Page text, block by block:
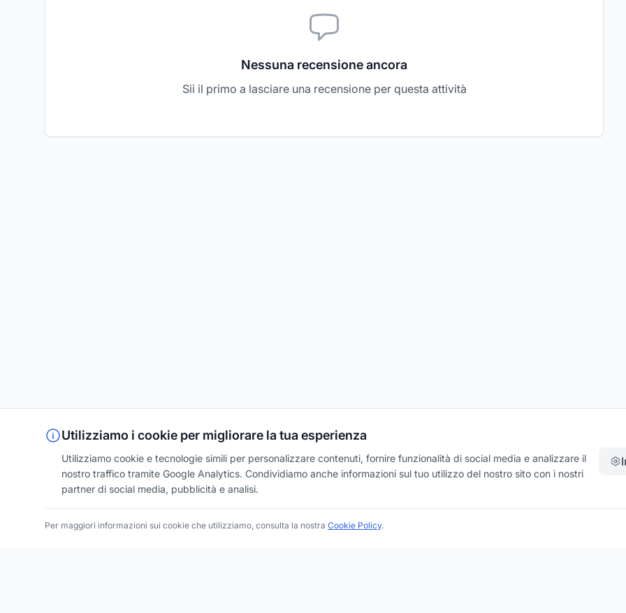
Nessuna recensione ancora
Sii il primo a lasciare una recensione per questa attività
Utilizziamo i cookie per migliorare la tua esperienza
Utilizziamo cookie e tecnologie simili per personalizzare contenuti, fornire funzionalità di social media e analizzare il
nostro traffico tramite Google Analytics. Condividiamo anche informazioni sul tuo utilizzo del nostro sito con i nostri
partner di social media, pubblicità e analisi.
Per maggiori informazioni sui cookie che utilizziamo, consulta la nostra Cookie Policy.